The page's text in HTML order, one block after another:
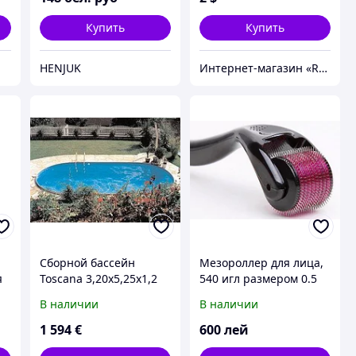
Купить
HENJUK
Купить
Интернет-магазин «Rem-elektronik»
Сборной бассейн
Toscana 3,20х5,25х1,2
В наличии
1 594 €
Мезороллер для лица,
540 игл размером 0.5
В наличии
600лей